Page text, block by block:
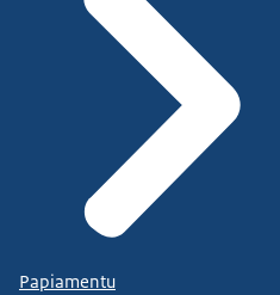
Papiamentu